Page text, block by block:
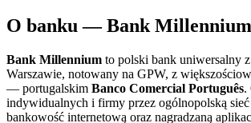
O banku —Bank Millennium
Bank Millennium to polski bank uniwersalny
Warszawie, notowany na GPW, z
— portugalskim Banco Comercial Português.
indywidualnych i firmy przez ogólnopolską sieć
bankowość internetową oraz nagradzaną